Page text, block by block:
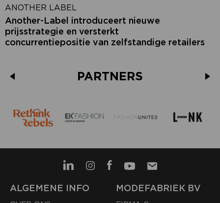
ANOTHER LABEL
Another-Label introduceert nieuwe
prijsstrategie en versterkt
concurrentiepositie van zelfstandige retailers
PARTNERS
ALGEMENE INFO MODEFABRIEK BV